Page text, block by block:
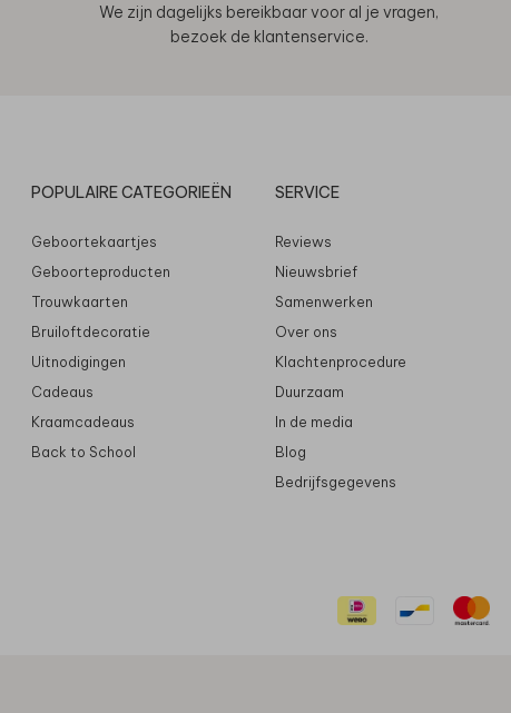
We zijn dagelijks bereikbaar voor al je vragen,
bezoek de klantenservice.
POPULAIRE CATEGORIEËN
Geboortekaartjes
Geboorteproducten
Trouwkaarten
Bruiloftdecoratie
Uitnodigingen
Cadeaus
Kraamcadeaus
Back to School
SERVICE
Reviews
Nieuwsbrief
Samenwerken
Over ons
Klachtenprocedure
Duurzaam
In de media
Blog
Bedrijfsgegevens